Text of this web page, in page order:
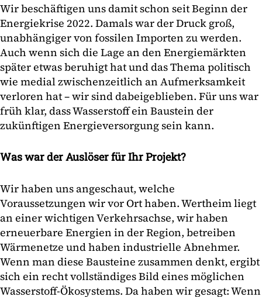
Wir beschäftigen uns damit schon seit Beginn der
Energiekrise 2022. Damals war der Druck groß,
unabhängiger von fossilen Importen zu werden.
Auch wenn sich die Lage an den Energiemärkten
später etwas beruhigt hat und das Thema politisch
wie medial zwischenzeitlich an Aufmerksamkeit
verloren hat – wir sind dabeigeblieben. Für uns war
früh klar, dass Wasserstoff ein Baustein der
zukünftigen Energieversorgung sein kann.
Was war der Auslöser für Ihr Projekt?
Wir haben uns angeschaut, welche
Voraussetzungen wir vor Ort haben. Wertheim liegt
an einer wichtigen Verkehrsachse, wir haben
erneuerbare Energien in der Region, betreiben
Wärmenetze und haben industrielle Abnehmer.
Wenn man diese Bausteine zusammen denkt, ergibt
sich ein recht vollständiges Bild eines möglichen
Wasserstoff-Ökosystems. Da haben wir gesagt: Wenn